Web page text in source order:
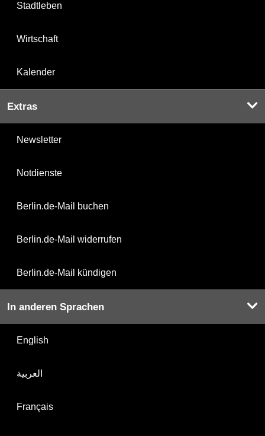
Stadtleben
Wirtschaft
Kalender
Extras
Newsletter
Notdienste
Berlin.de-Mail buchen
Berlin.de-Mail widerrufen
Berlin.de-Mail kündigen
In anderen Sprachen
English
العربية
Français